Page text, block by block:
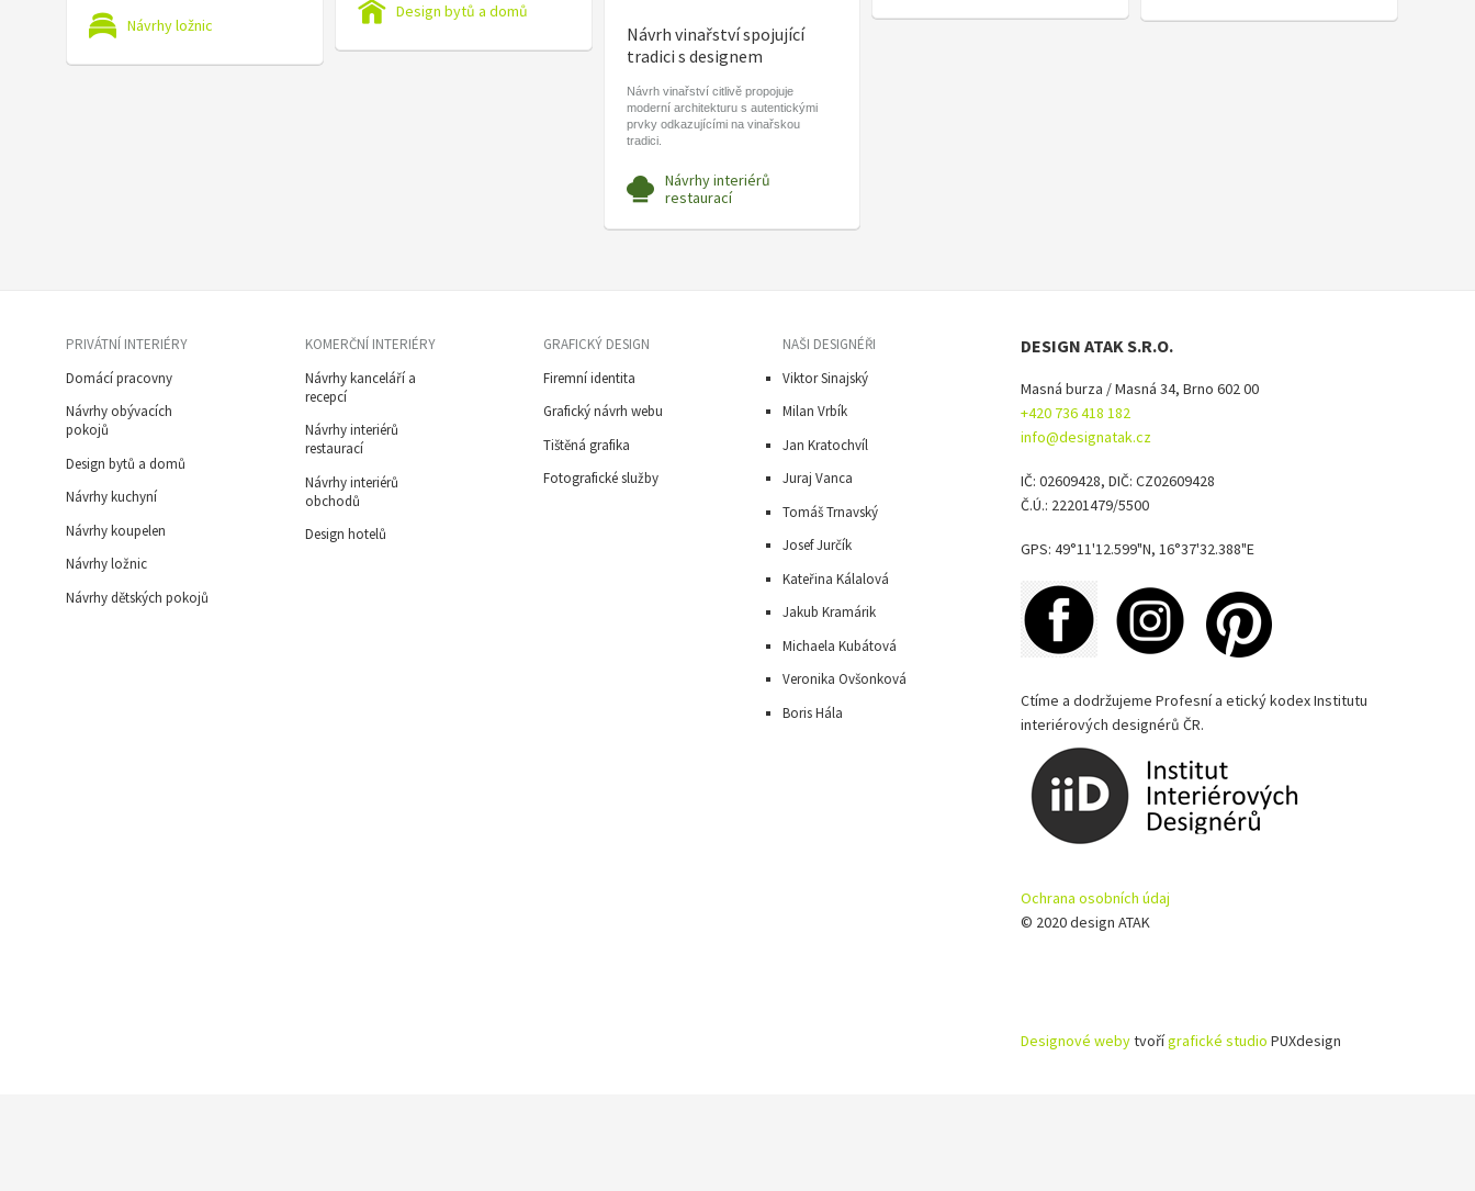
Návrhy ložnic
Design bytů a domů
Návrh vinařství spojující
tradici s designem
Návrh vinařství citlivě propojuje
moderní architekturu s autentickými
prvky odkazujícími na vinařskou
tradici.
Návrhy interiérů
restaurací
PRIVÁTNÍ INTERIÉRY
Domácí pracovny
Návrhy obývacích
pokojů
Design bytů a domů
Návrhy kuchyní
Návrhy koupelen
Návrhy ložnic
Návrhy dětských pokojů
KOMERČNÍ INTERIÉRY
Návrhy kanceláří a
recepcí
Návrhy interiérů
restaurací
Návrhy interiérů
obchodů
Design hotelů
GRAFICKÝ DESIGN
Firemní identita
Grafický návrh webu
Tištěná grafika
Fotografické služby
NAŠI DESIGNÉŘI
Viktor Sinajský
Milan Vrbík
Jan Kratochvíl
Juraj Vanca
Tomáš Trnavský
Josef Jurčík
Kateřina Kálalová
Jakub Kramárik
Michaela Kubátová
Veronika Ovšonková
Boris Hála
DESIGN ATAK S.R.O.
Masná burza / Masná 34, Brno 602 00
+420 736 418 182
info@designatak.cz
IČ: 02609428, DIČ: CZ02609428
Č.Ú.: 22201479/5500
GPS: 49°11'12.599"N, 16°37'32.388"E
Ctíme a dodržujeme Profesní a etický kodex Institutu
interiérových designérů ČR.
Ochrana osobních údaj
© 2020 design ATAK
Designové webytvořígrafické studio PUXdesign